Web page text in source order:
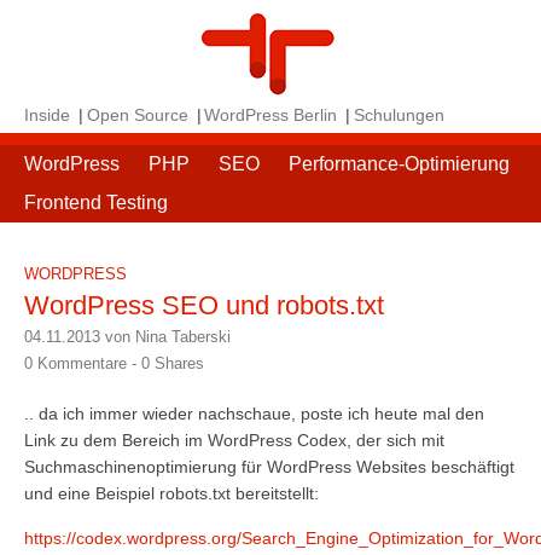
Inside Open Source WordPress Berlin Schulungen
WordPress PHP SEO
Performance-Optimierung
Frontend Testing
WORDPRESS
WordPress SEO und robots.txt
04.11.2013 von Nina Taberski
0 Kommentare - 0 Shares
.. da ich immer wieder nachschaue, poste ich heute mal den
Link zu dem Bereich im WordPress Codex, der sich mit
Suchmaschinenoptimierung für WordPress Websites beschäftigt
und eine Beispiel robots.txt bereitstellt:
https://codex.wordpress.org/